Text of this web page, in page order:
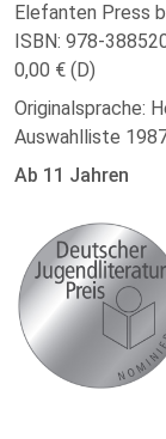
Elefanten Press
ISBN: 978-
0,00 € (D)
Originalsprache:
Auswahlliste
Ab 11 Jahren